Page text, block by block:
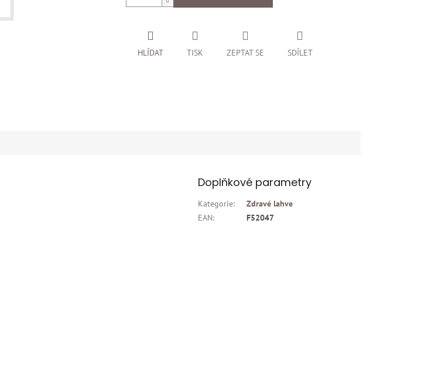
TISK ZEPTAT SE
HLÍDAT SDÍLET
Doplňkové parametry
Kategorie:
Zdravé lahve
EAN: F52047